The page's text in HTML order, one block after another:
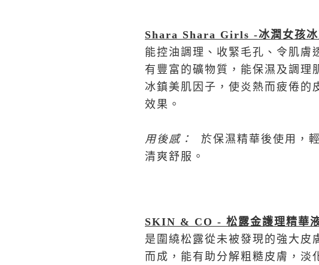
Shara Shara Girls -冰潤女孩
能控油調理、收緊毛孔、令肌膚
有豐富的礦物質，能保濕及調理
冰鎮美肌因子，使炎熱而疲倦的
效果。
用後感：
於保濕精華後使用，
清爽舒服。
SKIN & CO - 松露金護理精華
是圍繞松露從未被發現的強大皮
而成，能有助分解粗糙皮膚，淡